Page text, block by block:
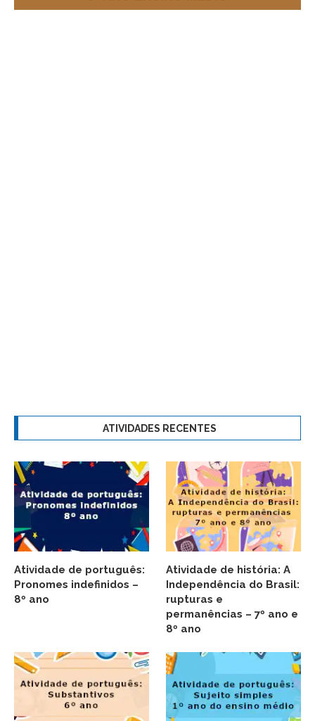
ATIVIDADES RECENTES
Atividade de português:
Pronomes indefinidos –
8º ano
Atividade de história: A
Independência do Brasil:
rupturas e
permanências – 7º ano e
8º ano